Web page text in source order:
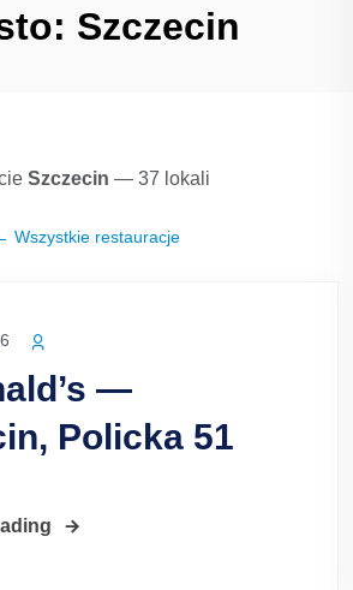
Szczecin
Szczecin — 37 lokali
Wszystkie restauracje
—
Policka 51